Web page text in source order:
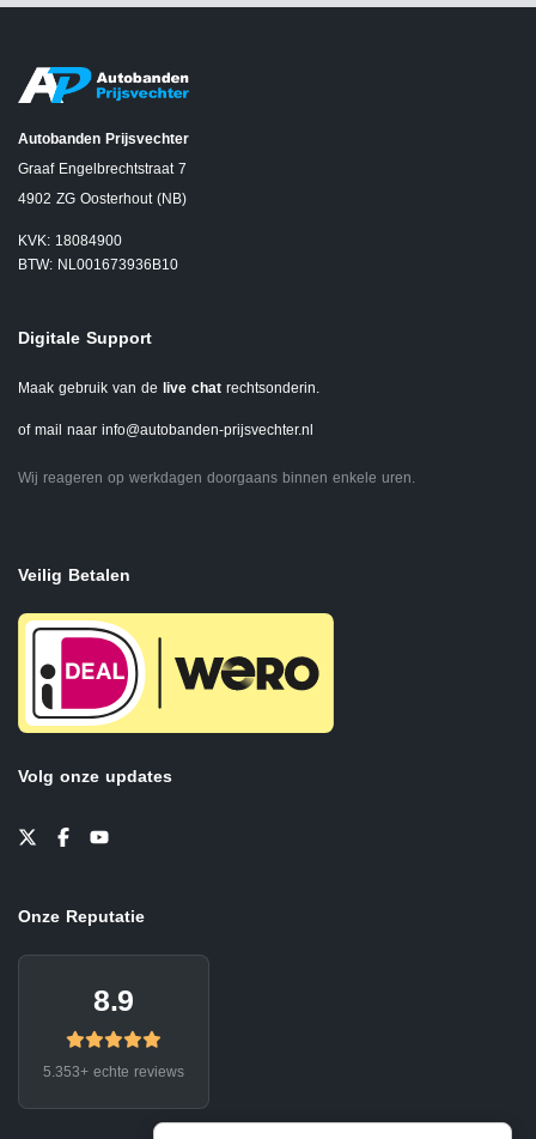
Autobanden Prijsvechter
Graaf Engelbrechtstraat 7
4902 ZG Oosterhout (NB)
KVK: 18084900
BTW: NL001673936B10
Digitale Support
Maak gebruik van de live chat rechtsonderin.
of mail naar info@autobanden-prijsvechter.nl
Wij reageren op werkdagen doorgaans binnen enkele uren.
Veilig Betalen
Volg onze updates
Onze Reputatie
8.9
5.353+ echte reviews